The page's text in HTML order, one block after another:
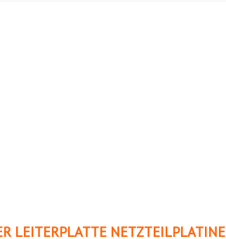
LEITERPLATTE NETZTEILPLATINE